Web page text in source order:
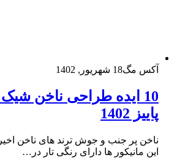
آکس مگ18 شهریور, 1402
10 ایده طراحی ناخن
پاییز 1402
ناخن پر جنب و جوش ترند های ناخن
این مانیکور ها دارای رنگی تار در…